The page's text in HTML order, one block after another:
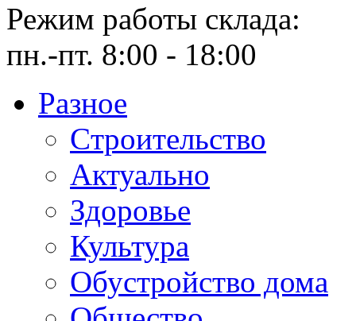
Режим работы склада:
пн.-пт. 8:00 - 18:00
Разное
Cтроительство
Актуально
Здоровье
Культура
Обустройство дома